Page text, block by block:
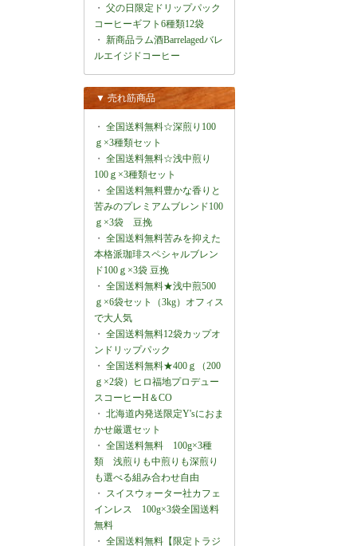
・ 父の日限定ドリップパック
コーヒーギフト6種類12袋
・ 新商品ラム酒Barrelagedバレ
ルエイジドコーヒー
▼ 売れ筋商品
・ 全国送料無料☆深煎り100
ｇ×3種類セット
・ 全国送料無料☆浅中煎り
100ｇ×3種類セット
・ 全国送料無料豊かな香りと
苦みのプレミアムブレンド100
ｇ×3袋 豆挽
・ 全国送料無料苦みを抑えた
本格派珈琲スペシャルブレン
ド100ｇ×3袋 豆挽
・ 全国送料無料★浅中煎500
ｇ×6袋セット（3kg）オフィス
で大人気
・ 全国送料無料12袋カップオ
ンドリップパック
・ 全国送料無料★400ｇ（200
ｇ×2袋）ヒロ福地プロデュー
スコーヒーH＆CO
・ 北海道内発送限定Y'sにおま
かせ厳選セット
・ 全国送料無料 100g×3種
類 浅煎りも中煎りも深煎り
も選べる組み合わせ自由
・ スイスウォーター社カフェ
インレス 100g×3袋全国送料
無料
・ 全国送料無料【限定トラジ